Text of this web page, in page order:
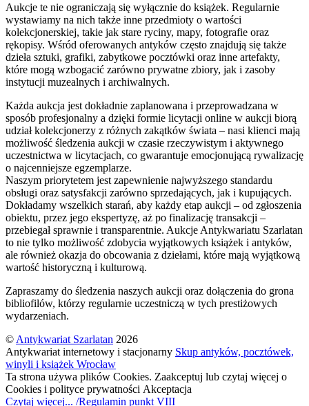
Aukcje te nie ograniczają się wyłącznie do książek. Regularnie
wystawiamy na nich także inne przedmioty o wartości
kolekcjonerskiej, takie jak stare ryciny, mapy, fotografie oraz
rękopisy. Wśród oferowanych antyków często znajdują się także
dzieła sztuki, grafiki, zabytkowe pocztówki oraz inne artefakty,
które mogą wzbogacić zarówno prywatne zbiory, jak i zasoby
instytucji muzealnych i archiwalnych.
Każda aukcja jest dokładnie zaplanowana i przeprowadzana w
sposób profesjonalny a dzięki formie licytacji online w aukcji biorą
udział kolekcjonerzy z różnych zakątków świata – nasi klienci mają
możliwość śledzenia aukcji w czasie rzeczywistym i aktywnego
uczestnictwa w licytacjach, co gwarantuje emocjonującą rywalizację
o najcenniejsze egzemplarze.
Naszym priorytetem jest zapewnienie najwyższego standardu
obsługi oraz satysfakcji zarówno sprzedających, jak i kupujących.
Dokładamy wszelkich starań, aby każdy etap aukcji – od zgłoszenia
obiektu, przez jego ekspertyzę, aż po finalizację transakcji –
przebiegał sprawnie i transparentnie. Aukcje Antykwariatu Szarlatan
to nie tylko możliwość zdobycia wyjątkowych książek i antyków,
ale również okazja do obcowania z dziełami, które mają wyjątkową
wartość historyczną i kulturową.
Zapraszamy do śledzenia naszych aukcji oraz dołączenia do grona
bibliofilów, którzy regularnie uczestniczą w tych prestiżowych
wydarzeniach.
© Antykwariat Szarlatan 2026
Antykwariat internetowy i stacjonarny Skup antyków, pocztówek,
winyli i książek Wrocław
Ta strona używa plików Cookies. Zaakceptuj lub czytaj więcej o
Cookies i polityce prywatności Akceptacja
Czytaj więcej... /Regulamin punkt VIII